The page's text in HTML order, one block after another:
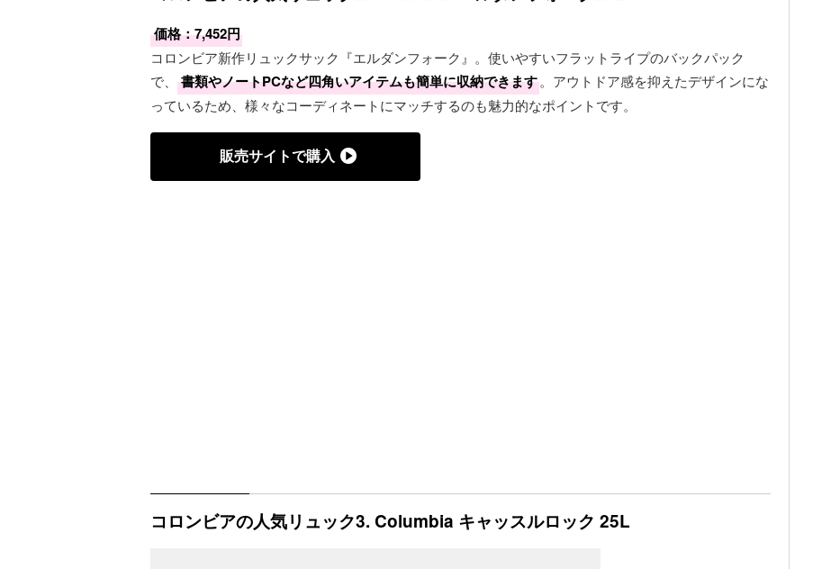
価格：7,452円
コロンビア新作リュックサック『エルダンフォーク』。使いやすいフラットライプのバックパック
で、
書類やノートPCなど四角いアイテムも簡単に収納できます。アウトドア感を抑えたデザインにな
っているため、様々なコーディネートにマッチするのも魅力的なポイントです。
販売サイトで購入
コロンビアの人気リュック3. Columbia キャッスルロック 25L